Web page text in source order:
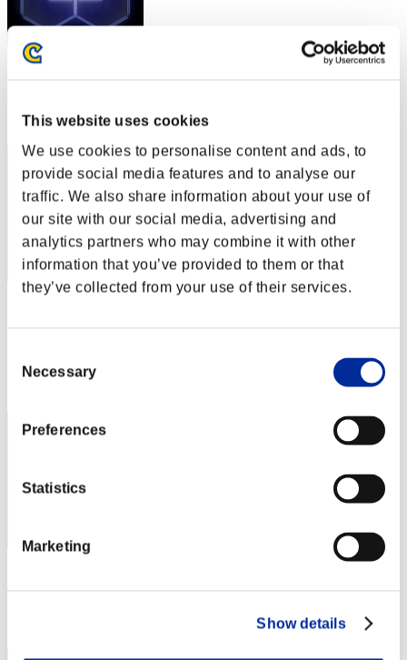
This website uses cookies
We use cookies to personalise content and ads, to
provide social media features and to analyse our
traffic. We also share information about your use of
our site with our social media, advertising and
analytics partners who may combine it with other
information that you’ve provided to them or that
they’ve collected from your use of their services.
Selection
Necessary
Preferences
Statistics
Marketing
Show details
2
RANK